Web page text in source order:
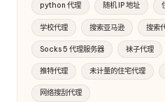
python 代理 随机 IP 地址
学校代理 搜索亚马逊 搜索
Socks 5 代理服务器 袜子代理
推特代理 未计量的住宅代理
网络搜刮代理